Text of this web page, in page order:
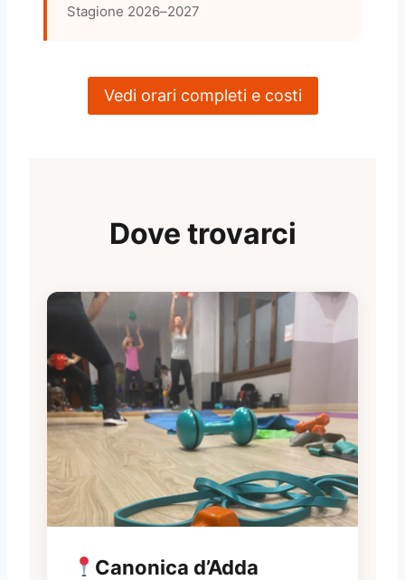
Stagione 2026–2027
Vedi orari completi e costi
Dove trovarci
Canonica d’Adda